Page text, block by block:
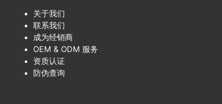
关于我们
联系我们
成为经销商
OEM & ODM 服务
资质认证
防伪查询